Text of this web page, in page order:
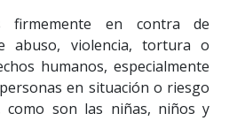
firmemente en contra de
abuso, violencia, tortura o
humanos, especialmente
en situación o riesgo
como son las niñas, niños y